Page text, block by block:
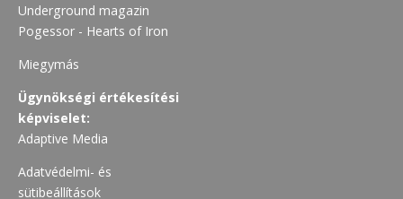
Underground magazin
Pogessor - Hearts of Iron
Miegymás
Ügynökségi értékesítési
képviselet:
Adaptive Media
Adatvédelmi- és
sütibeállítások